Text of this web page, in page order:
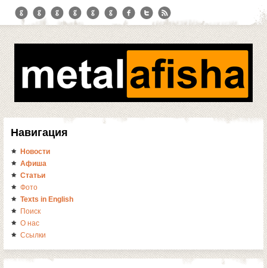
Навигация
Новости
Афиша
Статьи
Фото
Texts in English
Поиск
О нас
Ссылки